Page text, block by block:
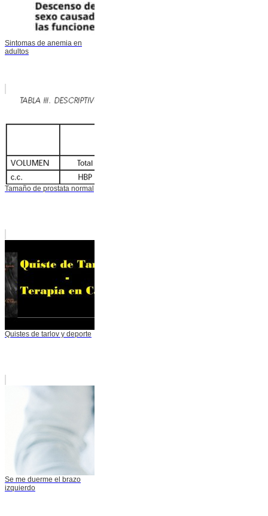
Sintomas de anemia en
adultos
Tamaño de prostata normal
Quistes de tarlov y deporte
Se me duerme el brazo
izquierdo